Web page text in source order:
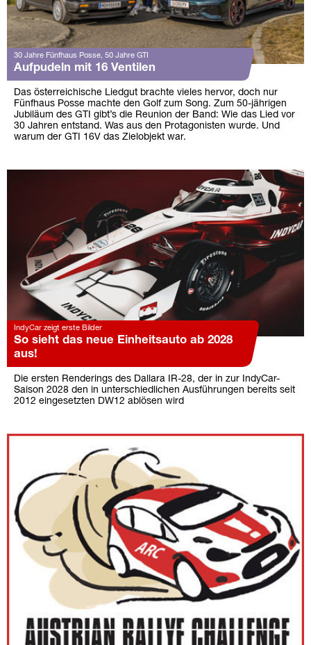
30 Jahre Fünfhaus Posse, 50 Jahre GTI
Aufpudeln mit 16 Ventilen
Das österreichische Liedgut brachte vieles hervor, doch nur
Fünfhaus Posse machte den Golf zum Song. Zum 50-jährigen
Jubiläum des GTI gibt’s die Reunion der Band: Wie das Lied vor
30 Jahren entstand. Was aus den Protagonisten wurde. Und
warum der GTI 16V das Zielobjekt war.
IndyCar zeigt erste Bilder
So sieht das neue Einheitsauto ab 2028
aus!
Die ersten Renderings des Dallara IR-28, der in zur IndyCar-
Saison 2028 den in unterschiedlichen Ausführungen bereits seit
2012 eingesetzten DW12 ablösen wird